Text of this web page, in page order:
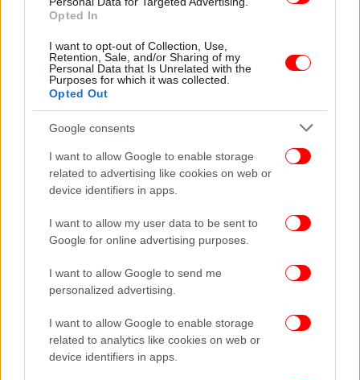
Opted In
I want to opt-out of Collection, Use,
Retention, Sale, and/or Sharing of my
Personal Data that Is Unrelated with the
Purposes for which it was collected.
Opted Out
Google consents
I want to allow Google to enable storage
related to advertising like cookies on web or
device identifiers in apps.
I want to allow my user data to be sent to
Google for online advertising purposes.
I want to allow Google to send me
personalized advertising.
I want to allow Google to enable storage
related to analytics like cookies on web or
device identifiers in apps.
Οι συνολικές επενδύσεις ( capex
σε υψηλό επίπεδο και το 2025 και ανήλθαν σε €
1,3 δισ.(έναντι € 3,4 δισ. το 2024),και σχεδόν το
σύνολο του ποσού έχει δαπανηθεί στον Τομέα των
Παραχωρήσεων και ειδικά στο έργο της Εγνατίας
Οδού.